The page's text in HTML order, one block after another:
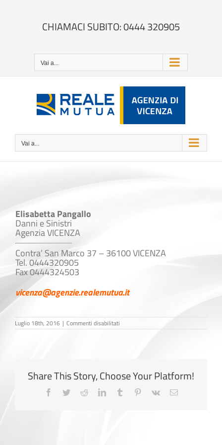
CHIAMACI SUBITO: 0444 320905
Vai a...
Vai a...
Elisabetta Pangallo
Danni e Sinistri
Agenzia VICENZA
Contra’ San Marco 37 – 36100 VICENZA
Tel. 0444320905
Fax 0444324503
vicenza@agenzie.realemutua.it
Luglio 18th, 2016 | Commenti disabilitati
Elisabetta
Share This Story, Choose Your Platform!
Facebook
TwitterRedditLinkedInTumblr Pinterest
Vk Email